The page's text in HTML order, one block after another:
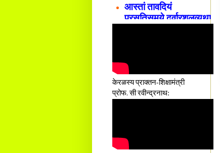
प्रसूतिसमये दुर्वारशूलव्यथा
नैरुच्यं तनुशोषणं मलमयी
दातुं निष्कृतिमुन्नतोऽपि
तनयस्तस्यैः जनन्यै
नमः॥–
केरळस्य प्राक्तन-शिक्षामंत्री
प्रोफ. सी रवीन्द्रनाथ: